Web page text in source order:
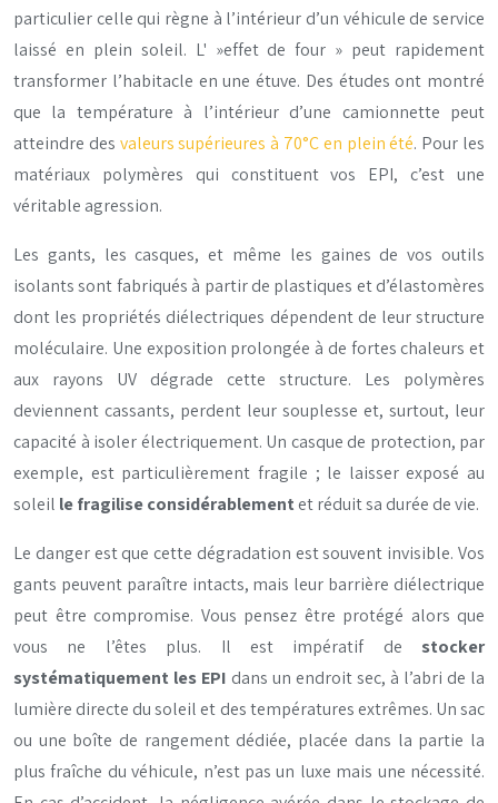
particulier celle qui règne à l’intérieur d’un véhicule de service
laissé en plein soleil. L' »effet de four » peut rapidement
transformer l’habitacle en une étuve. Des études ont montré
que la température à l’intérieur d’une camionnette peut
atteindre des valeurs supérieures à 70°C en plein été. Pour les
matériaux polymères qui constituent vos EPI, c’est une
véritable agression.
Les gants, les casques, et même les gaines de vos outils
isolants sont fabriqués à partir de plastiques et d’élastomères
dont les propriétés diélectriques dépendent de leur structure
moléculaire. Une exposition prolongée à de fortes chaleurs et
aux rayons UV dégrade cette structure. Les polymères
deviennent cassants, perdent leur souplesse et, surtout, leur
capacité à isoler électriquement. Un casque de protection, par
exemple, est particulièrement fragile ; le laisser exposé au
soleil le fragilise considérablement et réduit sa durée de vie.
Le danger est que cette dégradation est souvent invisible. Vos
gants peuvent paraître intacts, mais leur barrière diélectrique
peut être compromise. Vous pensez être protégé alors que
vous ne l’êtes plus. Il est impératif de stocker
systématiquement les EPI dans un endroit sec, à l’abri de la
lumière directe du soleil et des températures extrêmes. Un sac
ou une boîte de rangement dédiée, placée dans la partie la
plus fraîche du véhicule, n’est pas un luxe mais une nécessité.